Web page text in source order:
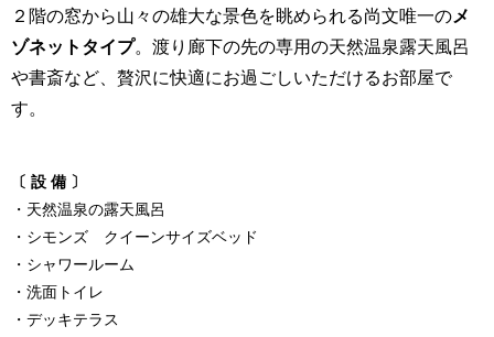
vi
o
u
s
xt
２階の窓から山々の雄大な景色を眺められる尚文唯一のメ
ゾネットタイプ。渡り廊下の先の専用の天然温泉露天風呂
や書斎など、贅沢に快適にお過ごしいただけるお部屋で
す。
〔 設 備 〕
・天然温泉の露天風呂
・シモンズ クイーンサイズベッド
・シャワールーム
・洗面トイレ
・デッキテラス